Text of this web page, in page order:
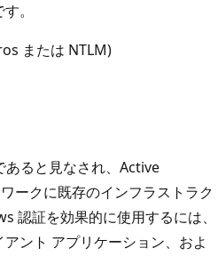
。
または NTLM)
あると見なされ、Active
ークに既存のインフラストラク
認証を効果的に使用するには、
ント アプリケーション、およ